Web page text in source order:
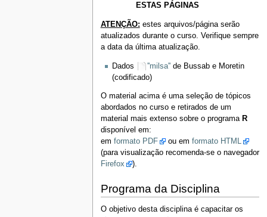
ESTAS PÁGINAS
ATENÇÃO: estes arquivos/página serão
atualizados durante o curso. Verifique sempre
a data da última atualização.
Dados ''milsa''de Bussab e Moretin
(codificado)
O material acima é uma seleção de tópicos
abordados no curso e retirados de um
material mais extenso sobre o programa R
disponível em:
em formato PDF ou em formato HTML
(para visualização recomenda-se o navegador
Firefox
).
Programa da Disciplina
O objetivo desta disciplina é capacitar os